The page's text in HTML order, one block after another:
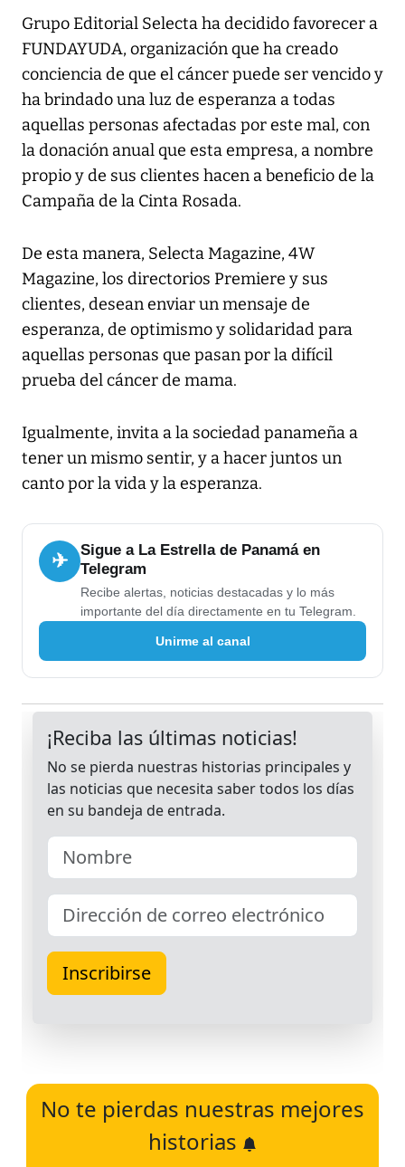
Grupo Editorial Selecta ha decidido favorecer a
FUNDAYUDA, organización que ha creado
conciencia de que el cáncer puede ser vencido y
ha brindado una luz de esperanza a todas
aquellas personas afectadas por este mal, con
la donación anual que esta empresa, a nombre
propio y de sus clientes hacen a beneficio de la
Campaña de la Cinta Rosada.
De esta manera, Selecta Magazine, 4W
Magazine, los directorios Premiere y sus
clientes, desean enviar un mensaje de
esperanza, de optimismo y solidaridad para
aquellas personas que pasan por la difícil
prueba del cáncer de mama.
Igualmente, invita a la sociedad panameña a
tener un mismo sentir, y a hacer juntos un
canto por la vida y la esperanza.
✈
Sigue a La Estrella de Panamá en
Telegram
Recibe alertas, noticias destacadas y lo más
importante del día directamente en tu Telegram.
Unirme al canal
No te pierdas nuestras mejores
historias